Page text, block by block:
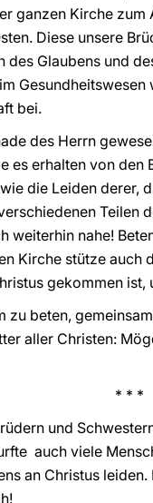
ganzen Kirche
Diese unsere
des Glaubens und
bei.
des Herrn
es erhalten von
die Leiden
Teilen
weiterhin nahe!
Kirche stütze
gekommen ist,
zu beten,
aller Christen:
* * *
und
auch viele
an Christus